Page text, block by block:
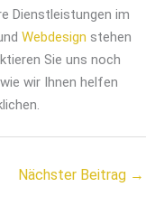
Dienstleistungen im
Webdesign stehen
Sie uns noch
wir Ihnen helfen
Nächster Beitrag →